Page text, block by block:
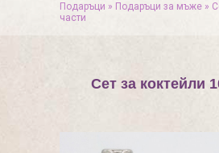
Подаръци » Подаръци за мъже »
части
Сет за коктейли